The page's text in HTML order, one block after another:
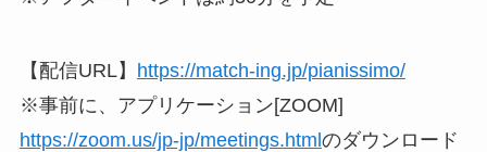
【配信URL】 https://match-ing.jp/pianissimo/
※事前に、アプリケーション[ZOOM]
https://zoom.us/jp-jp/meetings.htmlのダウンロード